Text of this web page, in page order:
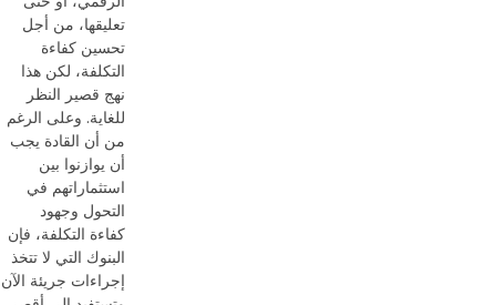
تعليقها، من أجل
تحسين كفاءة
التكلفة، لكن هذا
نهج قصير النظر
للغاية. وعلى الرغم
من أن القادة يجب
أن يوازنوا بين
استثماراتهم في
التحول وجهود
كفاءة التكلفة، فإن
البنوك التي لا تتخذ
إجراءات جريئة الآن